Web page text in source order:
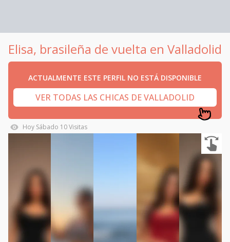
Elisa, brasileña de vuelta en Valladolid
ACTUALMENTE ESTE PERFIL NO ESTÁ DISPONIBLE
VER TODAS LAS CHICAS DE VALLADOLID
Hoy Sábado 10Visitas